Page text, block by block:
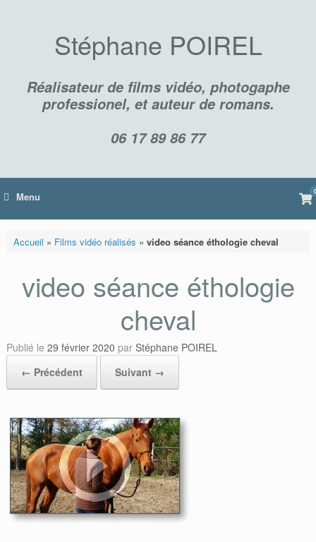
Stéphane POIREL
Réalisateur de films vidéo, photogaphe
professionel, et auteur de romans.
06 17 89 86 77
Menu 0
Accueil » Films vidéo réalisés » video séance éthologie cheval
video séance éthologie
cheval
Publié le 29 février 2020 par Stéphane POIREL
← Précédent
Suivant →